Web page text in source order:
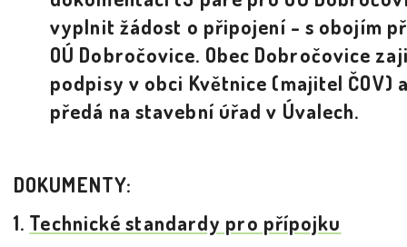
vyplnit žádost o připojení - s obojím
OÚ Dobročovice. Obec Dobročovice
podpisy v obci Květnice (majitel ČOV)
předá na stavební úřad v Úvalech.
DOKUMENTY:
1. Technické standardy pro přípojku